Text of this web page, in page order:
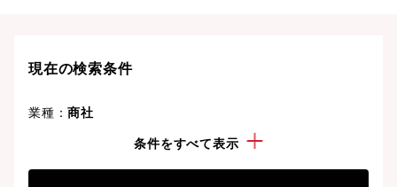
現在の検索条件
業種：商社
条件をすべて表示